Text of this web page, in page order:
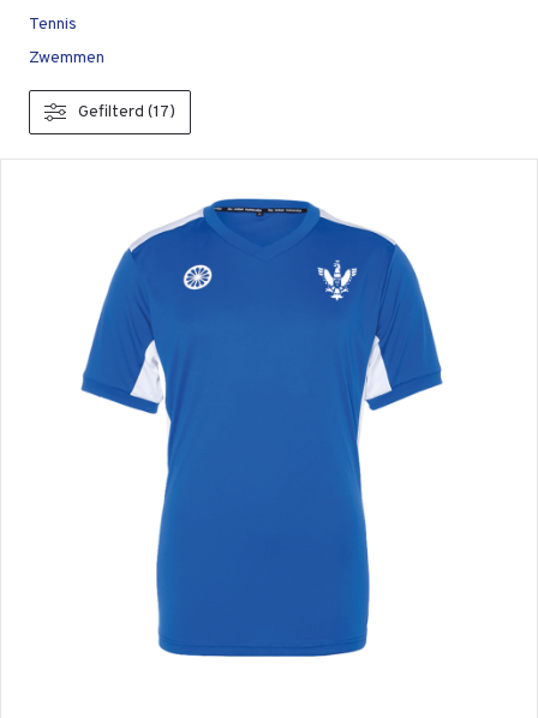
Tennis
Zwemmen
Gefilterd (17)